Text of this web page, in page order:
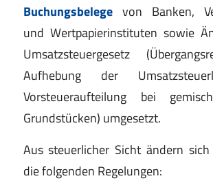
Buchungsbelegevon Banken,
und Wertpapierinstituten sowie
Umsatzsteuergesetz
Aufhebung der
Vorsteueraufteilung bei
Grundstücken) umgesetzt.
Aus steuerlicher Sicht ändern sich
die folgenden Regelungen: